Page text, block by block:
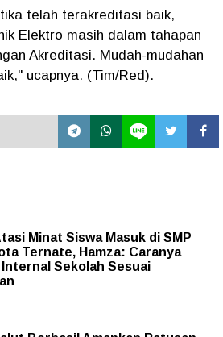
telah terakreditasi baik,
Elektro masih dalam tahapan
Akreditasi. Mudah-mudahan
ucapnya. (Tim/Red).
Minat Siswa Masuk di SMP
Ternate, Hamza: Caranya
Internal Sekolah Sesuai